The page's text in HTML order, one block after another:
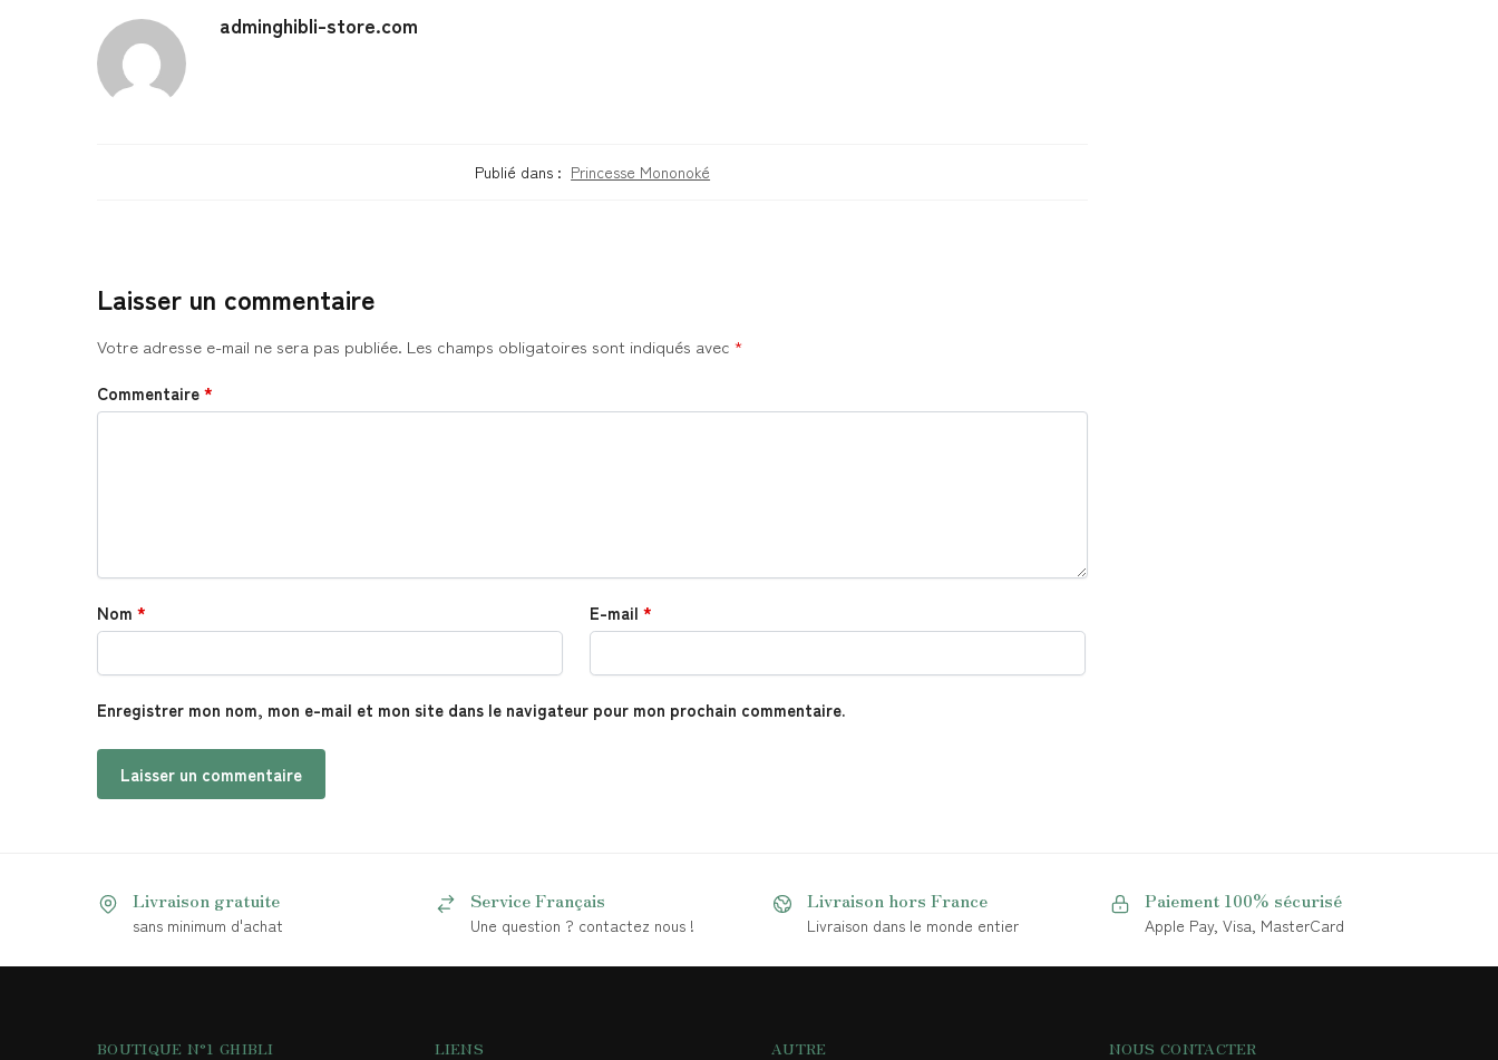
adminghibli-store.com
Publié dans : Princesse Mononoké
Laisser un commentaire
Votre adresse e-mail ne sera pas publiée. Les champs obligatoires sont indiqués avec *
Commentaire*
Nom * E-mail *
Enregistrer mon nom, mon e-mail et mon site dans le navigateur pour mon prochain commentaire.
Livraison gratuite
sans minimum d'achat
Service Français
Une question ? contactez nous !
Livraison hors France
Livraison dans le monde entier
Paiement 100% sécurisé
Apple Pay, Visa, MasterCard
BOUTIQUE N°1 GHIBLI LIENS AUTRE NOUS CONTACTER